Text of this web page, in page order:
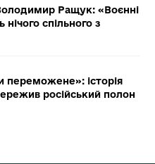
Ращук: «Воєнні
спільного з
переможене»: історія
російський полон